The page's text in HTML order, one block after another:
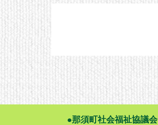
那須町社会福祉協議会